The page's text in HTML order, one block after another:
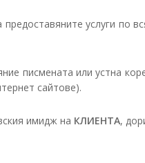
услуги по
писмената или устна
сайтове).
имидж на КЛИЕНТА,